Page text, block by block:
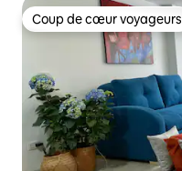
Coup de cœur voyageurs
Coup de cœur voyageurs